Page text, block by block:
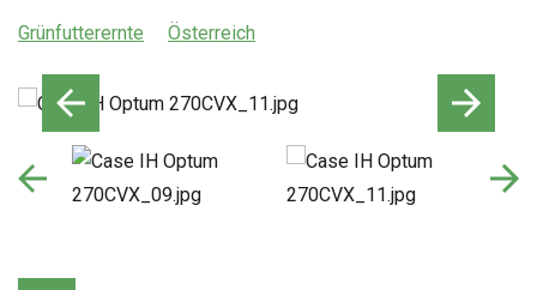
Grünfutterernte
Österreich